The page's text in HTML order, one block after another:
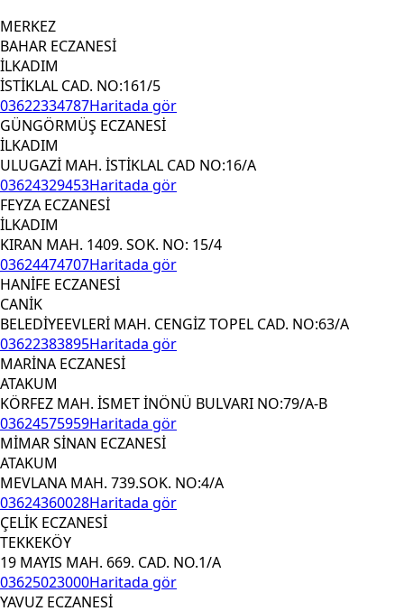
MERKEZ
BAHAR ECZANESİ
İLKADIM
İSTİKLAL CAD. NO:161/5
03622334787Haritada gör
GÜNGÖRMÜŞ ECZANESİ
İLKADIM
ULUGAZİ MAH. İSTİKLAL CAD NO:16/A
03624329453Haritada gör
FEYZA ECZANESİ
İLKADIM
KIRAN MAH. 1409. SOK. NO: 15/4
03624474707Haritada gör
HANİFE ECZANESİ
CANİK
BELEDİYEEVLERİ MAH. CENGİZ TOPEL CAD. NO:63/A
03622383895Haritada gör
MARİNA ECZANESİ
ATAKUM
KÖRFEZ MAH. İSMET İNÖNÜ BULVARI NO:79/A-B
03624575959Haritada gör
MİMAR SİNAN ECZANESİ
ATAKUM
MEVLANA MAH. 739.SOK. NO:4/A
03624360028Haritada gör
ÇELİK ECZANESİ
TEKKEKÖY
19 MAYIS MAH. 669. CAD. NO.1/A
03625023000Haritada gör
YAVUZ ECZANESİ